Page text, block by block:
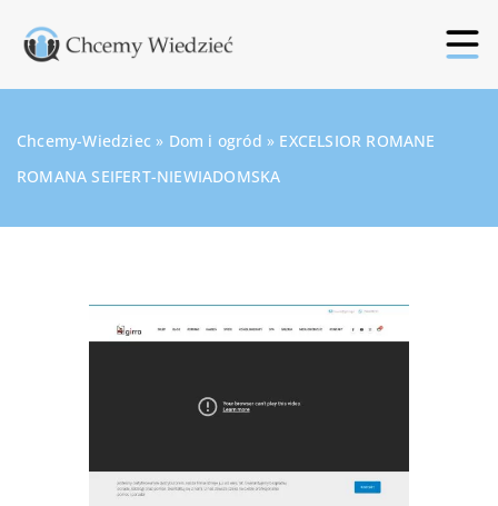
Chcemy-Wiedziec » Dom i ogród » EXCELSIOR ROMANE
ROMANA SEIFERT-NIEWIADOMSKA